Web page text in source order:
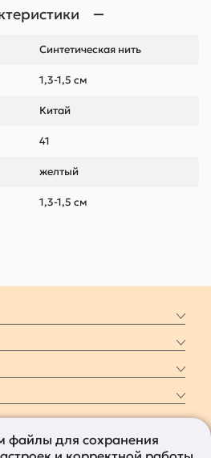
Синтетическая нить
1,3-1,5 см
Китай
41
желтый
1,3-1,5 см
файлы для сохранения